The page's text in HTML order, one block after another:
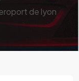
de lyon